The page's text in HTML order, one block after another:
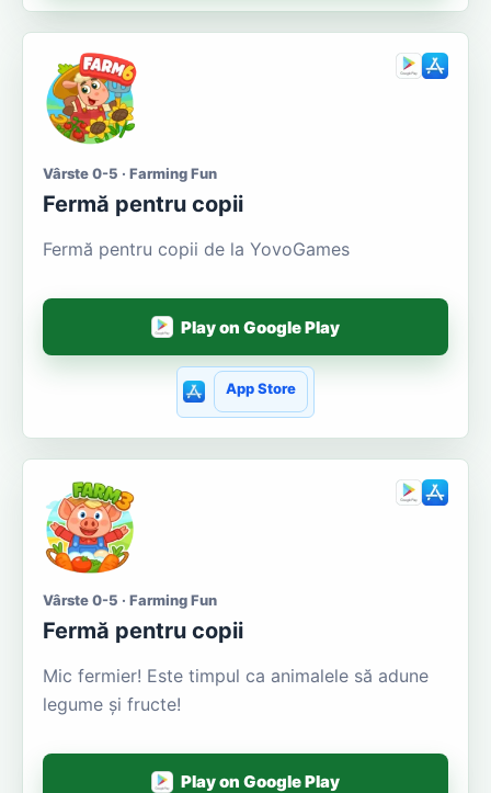
Vârste 0-5 · Farming Fun
Fermă pentru copii
Fermă pentru copii de la YovoGames
Play on Google Play
App Store
Vârste 0-5 · Farming Fun
Fermă pentru copii
Mic fermier! Este timpul ca animalele să adune
legume și fructe!
Play on Google Play